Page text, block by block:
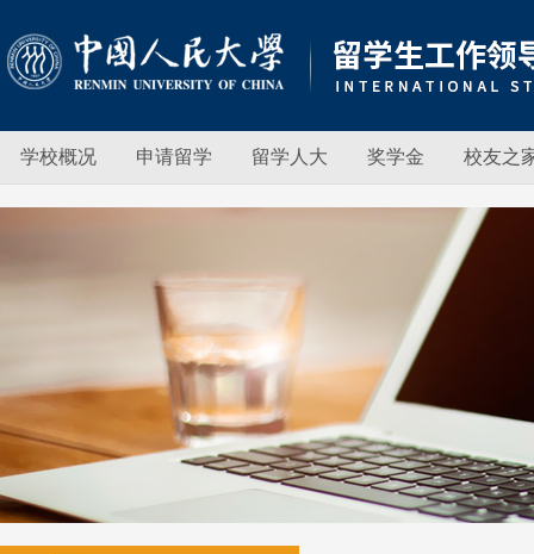
学校概况 申请留学 留学人大 奖学金 校友之